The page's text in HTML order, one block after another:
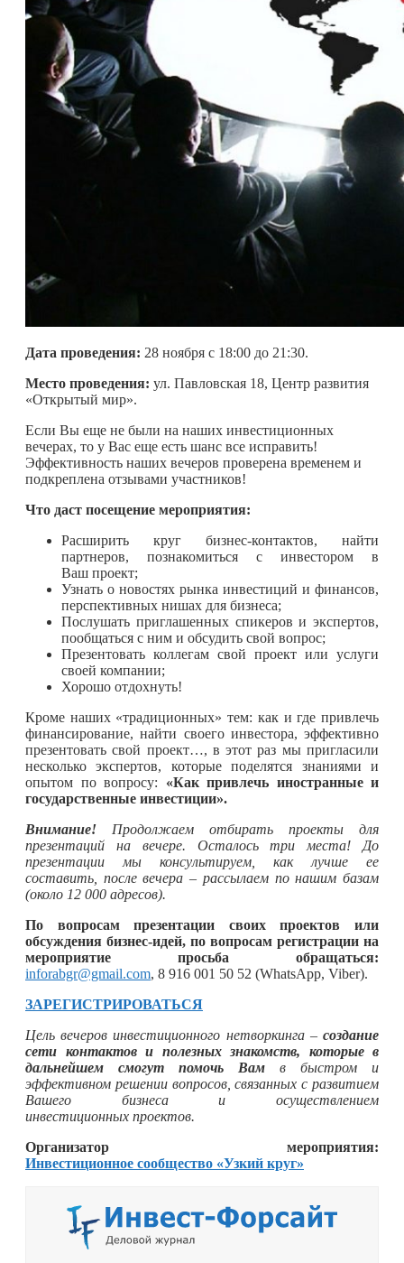
Дата проведения: 28 ноября c 18:00 до 21:30.
Место проведения: ул. Павловская 18, Центр развития
«Открытый мир».
Если Вы еще не были на наших инвестиционных
вечерах, то у Вас еще есть шанс все исправить!
Эффективность наших вечеров проверена временем и
подкреплена отзывами участников!
Что даст посещение мероприятия:
Расширить круг бизнес-контактов, найти
партнеров, познакомиться с инвестором в
Ваш проект;
Узнать о новостях рынка инвестиций и финансов,
перспективных нишах для бизнеса;
Послушать приглашенных спикеров и экспертов,
пообщаться с ним и обсудить свой вопрос;
Презентовать коллегам свой проект или услуги
своей компании;
Хорошо отдохнуть!
Кроме наших «традиционных» тем: как и где привлечь
финансирование, найти своего инвестора, эффективно
презентовать свой проект…, в этот раз мы пригласили
несколько экспертов, которые поделятся знаниями и
опытом по вопросу: «Как привлечь иностранные и
государственные инвестиции».
Внимание!
Продолжаем отбирать проекты для
презентаций на вечере. Осталось три места! До
презентации мы консультируем, как лучше ее
составить, после вечера – рассылаем по нашим базам
(около 12 000 адресов).
По вопросам презентации своих проектов или
обсуждения бизнес-идей, по вопросам регистрации на
мероприятие просьба обращаться:
inforabgr@gmail.com, 8 916 001 50 52 (WhatsApp, Viber).
ЗАРЕГИСТРИРОВАТЬСЯ
Цель вечеров инвестиционного нетворкинга – создание
сети контактов и полезных знакомств, которые в
дальнейшем смогут помочь Вам в быстром и
эффективном решении вопросов, связанных с развитием
Вашего бизнеса и осуществлением
инвестиционных проектов.
Организатор мероприятия:
Инвестиционное сообщество «Узкий круг»